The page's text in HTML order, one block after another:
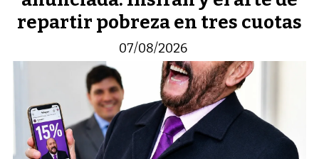
repartir pobreza en tres cuotas
07/08/2026